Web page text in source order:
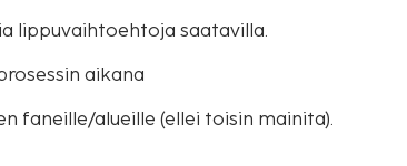
lippuvaihtoehtoja saatavilla.
aikana
faneille/alueille (ellei toisin mainita).